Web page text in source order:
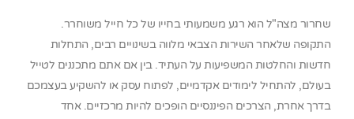
שחרור מצה"ל הוא רגע משמעותי בחייו של כל חייל משוחרר.
התקופה שלאחר השירות הצבאי מלווה בשינויים רבים, התחלות
חדשות והחלטות המשפיעות על העתיד. בין אם אתם מתכננים לטייל
בעולם, להתחיל לימודים אקדמיים, לפתוח עסק או להשקיע בעצמכם
בדרך אחרת, הצרכים הפיננסיים הופכים להיות מרכזיים. אחד